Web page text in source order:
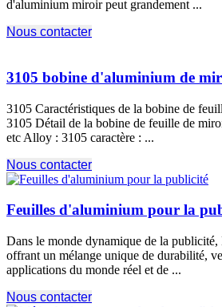
d'aluminium miroir peut grandement ...
Nous contacter
3105 bobine d'aluminium de
3105 Caractéristiques de la bobine de
3105 Détail de la bobine de feuille de
etc Alloy : 3105 caractère : ...
Nous contacter
Feuilles d'aluminium pour la
Dans le monde dynamique de la
offrant un mélange unique de durabilité,
applications du monde réel et de ...
Nous contacter